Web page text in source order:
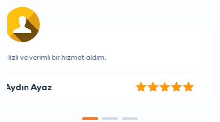
En iyi hizmet veren firma, hiç şüphesiz.
Talha Gök